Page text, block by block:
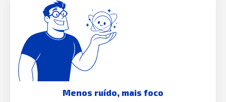
Menos ruído, mais foco